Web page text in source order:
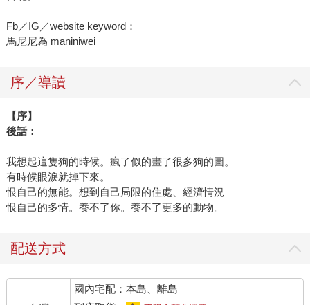
Fb／IG／website keyword：
馬尼尼為 maniniwei
序／導讀
【序】
後話：
我想起這隻狗的時候。瘋了似的畫了很多狗的圖。
有時候眼淚就掉下來。
恨自己的無能。想到自己局限的住處、經濟情況
恨自己的多情。養不了你。養不了更多的動物。
配送方式
國內宅配：本島、離島